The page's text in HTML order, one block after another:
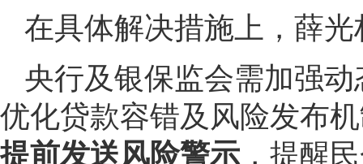
在具体解决措施上，薛
央行及银保监会需加强
优化贷款容错及风险发布
提前发送风险警示 ，提醒